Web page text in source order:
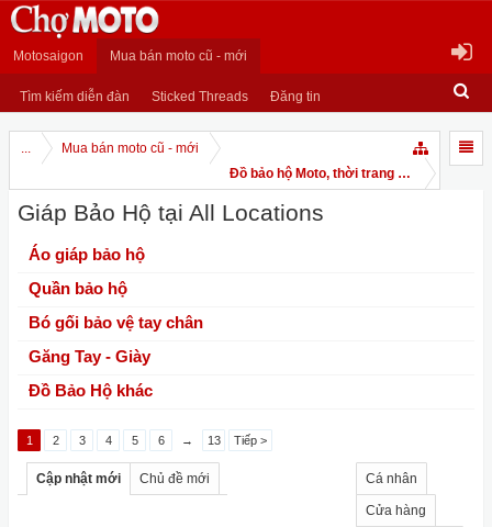
Motosaigon Mua bán moto cũ - mới
Tìm kiếm diễn đàn Sticked Threads Đăng tin
...
Mua bán moto cũ - mới
Đồ bảo hộ Moto, thời trang Moto
Giáp Bảo Hộ tại All Locations
Áo giáp bảo hộ
Quần bảo hộ
Bó gối bảo vệ tay chân
Găng Tay - Giày
Đồ Bảo Hộ khác
1 2 3 4 5 6 → 13 Tiếp >
Cập nhật mới Chủ đề mới Cá nhân
Cửa hàng